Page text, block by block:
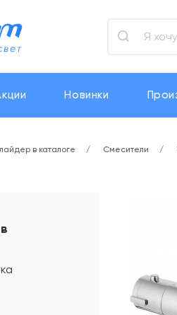
Новинки
в каталоге Смесители